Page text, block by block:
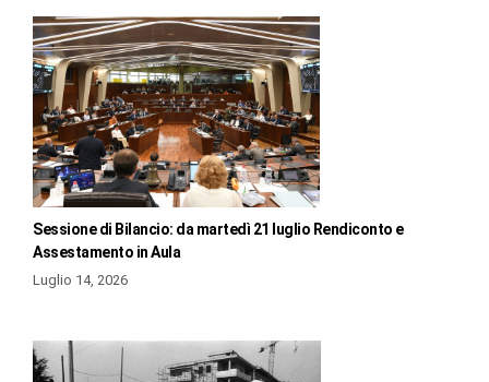
Sessione di Bilancio: da martedì 21 luglio Rendiconto e
Assestamento in Aula
Luglio 14, 2026